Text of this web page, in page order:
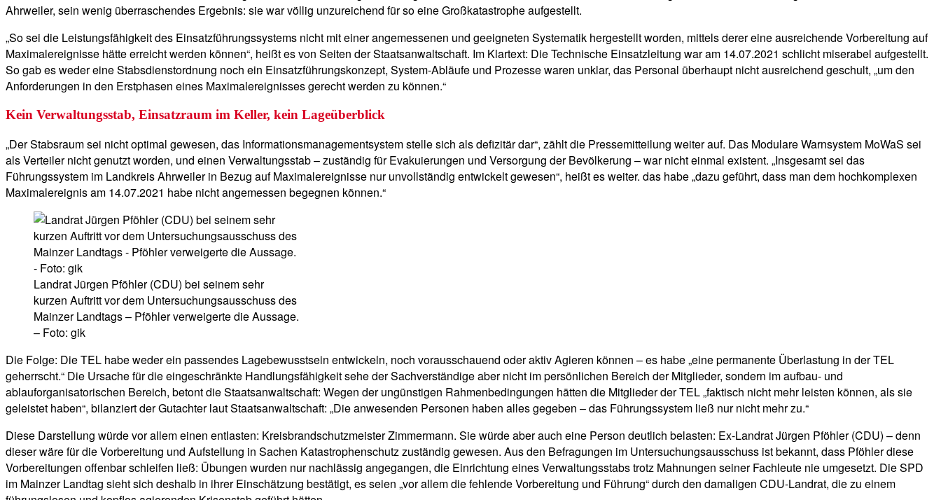
Ahrweiler, sein wenig überraschendes Ergebnis: sie war völlig unzureichend für so eine Großkatastrophe aufgestellt.
„So sei die Leistungsfähigkeit des Einsatzführungssystems nicht mit einer angemessenen und geeigneten Systematik hergestellt worden, mittels derer eine ausreichende Vorbereitung auf
Maximalereignisse hätte erreicht werden können“, heißt es von Seiten der Staatsanwaltschaft. Im Klartext: Die Technische Einsatzleitung war am 14.07.2021 schlicht miserabel aufgestellt.
So gab es weder eine Stabsdienstordnung noch ein Einsatzführungskonzept, System-Abläufe und Prozesse waren unklar, das Personal überhaupt nicht ausreichend geschult, „um den
Anforderungen in den Erstphasen eines Maximalereignisses gerecht werden zu können.“
Kein Verwaltungsstab, Einsatzraum im Keller, kein Lageüberblick
„Der Stabsraum sei nicht optimal gewesen, das Informationsmanagementsystem stelle sich als defizitär dar“, zählt die Pressemitteilung weiter auf. Das Modulare Warnsystem MoWaS sei
als Verteiler nicht genutzt worden, und einen Verwaltungsstab – zuständig für Evakuierungen und Versorgung der Bevölkerung – war nicht einmal existent. „Insgesamt sei das
Führungssystem im Landkreis Ahrweiler in Bezug auf Maximalereignisse nur unvollständig entwickelt gewesen“, heißt es weiter. das habe „dazu geführt, dass man dem hochkomplexen
Maximalereignis am 14.07.2021 habe nicht angemessen begegnen können.“
Landrat Jürgen Pföhler (CDU) bei seinem sehr
kurzen Auftritt vor dem Untersuchungsausschuss des
Mainzer Landtags – Pföhler verweigerte die Aussage.
– Foto: gik
Die Folge: Die TEL habe weder ein passendes Lagebewusstsein entwickeln, noch vorausschauend oder aktiv Agieren können – es habe „eine permanente Überlastung in der TEL
geherrscht.“ Die Ursache für die eingeschränkte Handlungsfähigkeit sehe der Sachverständige aber nicht im persönlichen Bereich der Mitglieder, sondern im aufbau- und
ablauforganisatorischen Bereich, betont die Staatsanwaltschaft: Wegen der ungünstigen Rahmenbedingungen hätten die Mitglieder der TEL „faktisch nicht mehr leisten können, als sie
geleistet haben“, bilanziert der Gutachter laut Staatsanwaltschaft: „Die anwesenden Personen haben alles gegeben – das Führungssystem ließ nur nicht mehr zu.“
Diese Darstellung würde vor allem einen entlasten: Kreisbrandschutzmeister Zimmermann. Sie würde aber auch eine Person deutlich belasten: Ex-Landrat Jürgen Pföhler (CDU) – denn
dieser wäre für die Vorbereitung und Aufstellung in Sachen Katastrophenschutz zuständig gewesen. Aus den Befragungen im Untersuchungsausschuss ist bekannt, dass Pföhler diese
Vorbereitungen offenbar schleifen ließ: Übungen wurden nur nachlässig angegangen, die Einrichtung eines Verwaltungsstabs trotz Mahnungen seiner Fachleute nie umgesetzt. Die SPD
im Mainzer Landtag sieht sich deshalb in ihrer Einschätzung bestätigt, es seien „vor allem die fehlende Vorbereitung und Führung“ durch den damaligen CDU-Landrat, die zu einem